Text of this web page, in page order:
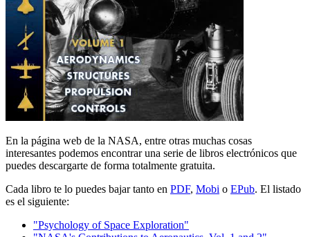
En la página web de la NASA, entre otras muchas cosas
interesantes podemos encontrar una serie de libros electrónicos que
puedes descargarte de forma totalmente gratuita.
Cada libro te lo puedes bajar tanto en PDF, Mobi o EPub. El listado
es el siguiente:
"Psychology of Space Exploration"